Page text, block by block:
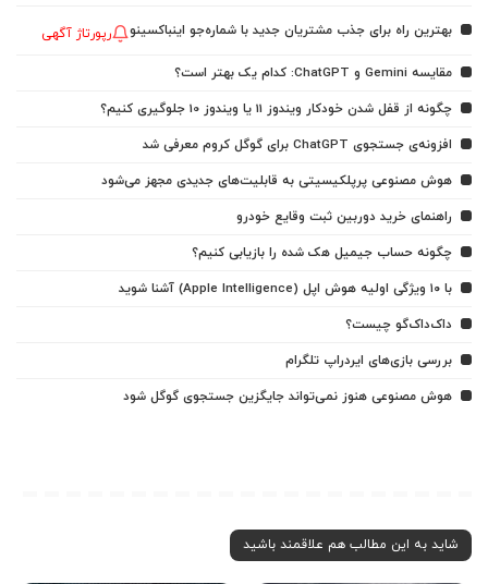
بهترین راه برای جذب مشتریان جدید با شماره‌جو اینباکسینو رپورتاژ آگهی
مقایسه Gemini و ChatGPT: کدام یک بهتر است؟
چگونه از قفل شدن خودکار ویندوز 11 یا ویندوز 10 جلوگیری کنیم؟
افزونه‌ی جستجوی ChatGPT برای گوگل کروم معرفی شد
هوش مصنوعی پرپلکیسیتی به قابلیت‌های جدیدی مجهز می‌شود
راهنمای خرید دوربین ثبت وقایع خودرو
چگونه حساب جیمیل هک شده را بازیابی کنیم؟
با ۱۰ ویژگی اولیه هوش اپل (Apple Intelligence) آشنا شوید
داک‌داک‌گو چیست؟
بررسی بازی‌های ایردراپ تلگرام
هوش مصنوعی هنوز نمی‌تواند جایگزین جستجوی گوگل شود
شاید به این مطالب هم علاقمند باشید